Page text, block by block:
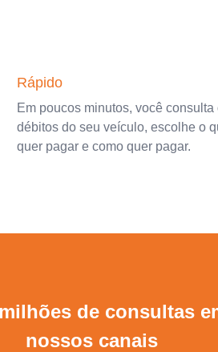
Rápido
Em poucos minutos, você consulta
débitos do seu veículo, escolhe o
quer pagar e como quer pagar.
de consultas
nossos canais